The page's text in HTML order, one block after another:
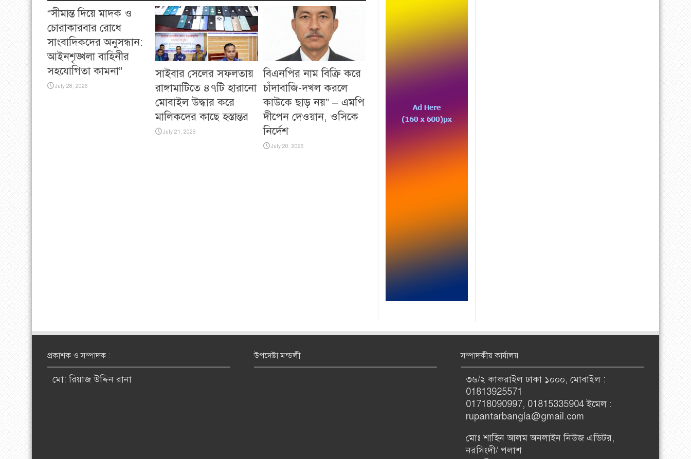
“সীমান্ত দিয়ে মাদক ও
চোরাকারবার রোধে
সাংবাদিকদের অনুসন্ধান:
আইনশৃঙ্খলা বাহিনীর
সহযোগিতা কামনা”
July 28, 2026
সাইবার সেলের সফলতায়
রাঙ্গামাটিতে ৪৭টি হারানো
মোবাইল উদ্ধার করে
মালিকদের কাছে হস্তান্তর
July 21, 2026
বিএনপির নাম বিক্রি করে
চাঁদাবাজি-দখল করলে
কাউকে ছাড় নয়” – এমপি
দীপেন দেওয়ান, ওসিকে
নির্দেশ
July 20, 2026
প্রকাশক ও সম্পাদক :
মো: রিয়াজ উদ্দিন রানা
উপদেষ্টা মন্ডলী সম্পাদকীয় কার্যালয়
৩৬/২ কাকরাইল ঢাকা ১০০০, মোবাইল :
01813925571
01718090997, 01815335904 ইমেল :
rupantarbangla@gmail.com
মোঃ শাহিন আলম অনলাইন নিউজ এডিটর,
নরসিংদী/ পলাশ